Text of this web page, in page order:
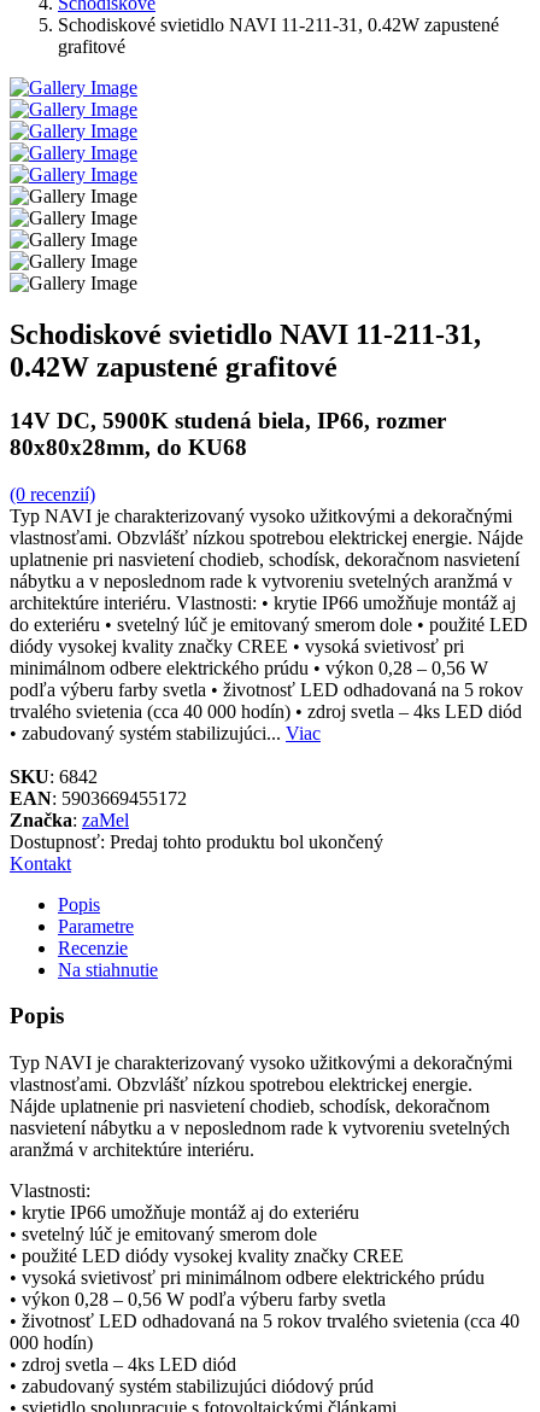
Schodiskové svietidlo NAVI 11-211-31, 0.42W zapustené
grafitové
Schodiskové svietidlo NAVI 11-211-31,
0.42W zapustené grafitové
14V DC, 5900K studená biela, IP66, rozmer
80x80x28mm, do KU68
(0 recenzií)
Typ NAVI je charakterizovaný vysoko užitkovými a dekoračnými
vlastnosťami. Obzvlášť nízkou spotrebou elektrickej energie. Nájde
uplatnenie pri nasvietení chodieb, schodísk, dekoračnom nasvietení
nábytku a v neposlednom rade k vytvoreniu svetelných aranžmá v
architektúre interiéru. Vlastnosti: • krytie IP66 umožňuje montáž aj
do exteriéru • svetelný lúč je emitovaný smerom dole • použité LED
diódy vysokej kvality značky CREE • vysoká svietivosť pri
minimálnom odbere elektrického prúdu • výkon 0,28 – 0,56 W
podľa výberu farby svetla • životnosť LED odhadovaná na 5 rokov
trvalého svietenia (cca 40 000 hodín) • zdroj svetla – 4ks LED diód
• zabudovaný systém stabilizujúci... Viac
SKU: 6842
EAN: 5903669455172
Značka: zaMel
Dostupnosť: Predaj tohto produktu bol ukončený
Kontakt
Popis
Parametre
Recenzie
Na stiahnutie
Popis
Typ NAVI je charakterizovaný vysoko užitkovými a dekoračnými
vlastnosťami. Obzvlášť nízkou spotrebou elektrickej energie.
Nájde uplatnenie pri nasvietení chodieb, schodísk, dekoračnom
nasvietení nábytku a v neposlednom rade k vytvoreniu svetelných
aranžmá v architektúre interiéru.
Vlastnosti:
• krytie IP66 umožňuje montáž aj do exteriéru
• svetelný lúč je emitovaný smerom dole
• použité LED diódy vysokej kvality značky CREE
• vysoká svietivosť pri minimálnom odbere elektrického prúdu
• výkon 0,28 – 0,56 W podľa výberu farby svetla
• životnosť LED odhadovaná na 5 rokov trvalého svietenia (cca 40
000 hodín)
• zdroj svetla – 4ks LED diód
• zabudovaný systém stabilizujúci diódový prúd
• svietidlo spolupracuje s fotovoltaickými článkami